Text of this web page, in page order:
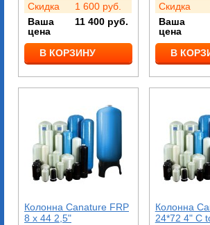
Скидка
1 600 руб.
Ваша
цена
11 400 руб.
В КОРЗИНУ
Скидка
Ваша
цена
В
Колонна Canature FRP
8 x 44 2,5"
Колонна
24*72 4" C